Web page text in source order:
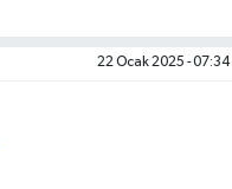
22 Ocak 2025 - 07:34